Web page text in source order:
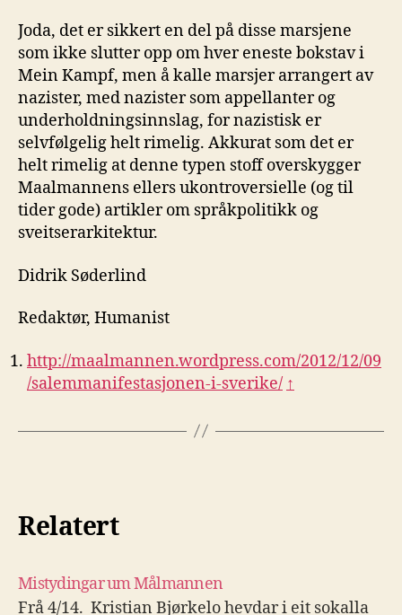
Joda, det er sikkert en del på disse marsjene
som ikke slutter opp om hver eneste bokstav i
Mein Kampf, men å kalle marsjer arrangert av
nazister, med nazister som appellanter og
underholdningsinnslag, for nazistisk er
selvfølgelig helt rimelig. Akkurat som det er
helt rimelig at denne typen stoff overskygger
Maalmannens ellers ukontroversielle (og til
tider gode) artikler om språkpolitikk og
sveitserarkitektur.
Didrik Søderlind
Redaktør, Humanist
http://maalmannen.wordpress.com/2012/12/09
/salemmanifestasjonen-i-sverike/ ↑
Relatert
Mistydingar um Målmannen
Frå 4/14. Kristian Bjørkelo hevdar i eit sokalla